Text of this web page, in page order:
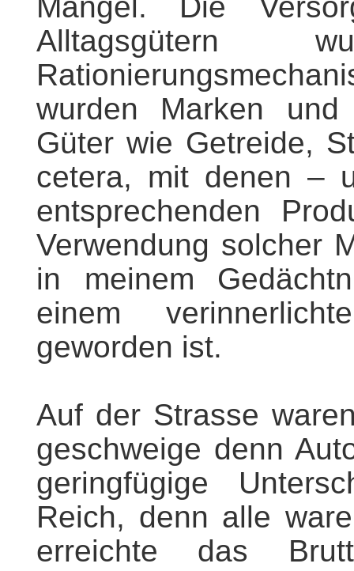
Alltagsgütern
wurden Marken
Güter wie Getreide,
cetera, mit denen –
entsprechenden
Verwendung solcher
in meinem
einem
geworden ist.
Auf der Strasse
geschweige denn
geringfügige
Reich, denn alle
erreichte das